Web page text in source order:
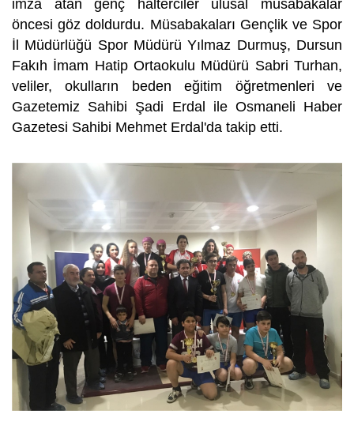
imza atan genç halterciler ulusal müsabakalar
öncesi göz doldurdu. Müsabakaları Gençlik ve Spor
İl Müdürlüğü Spor Müdürü Yılmaz Durmuş, Dursun
Fakıh İmam Hatip Ortaokulu Müdürü Sabri Turhan,
veliler, okulların beden eğitim öğretmenleri ve
Gazetemiz Sahibi Şadi Erdal ile Osmaneli Haber
Gazetesi Sahibi Mehmet Erdal'da takip etti.